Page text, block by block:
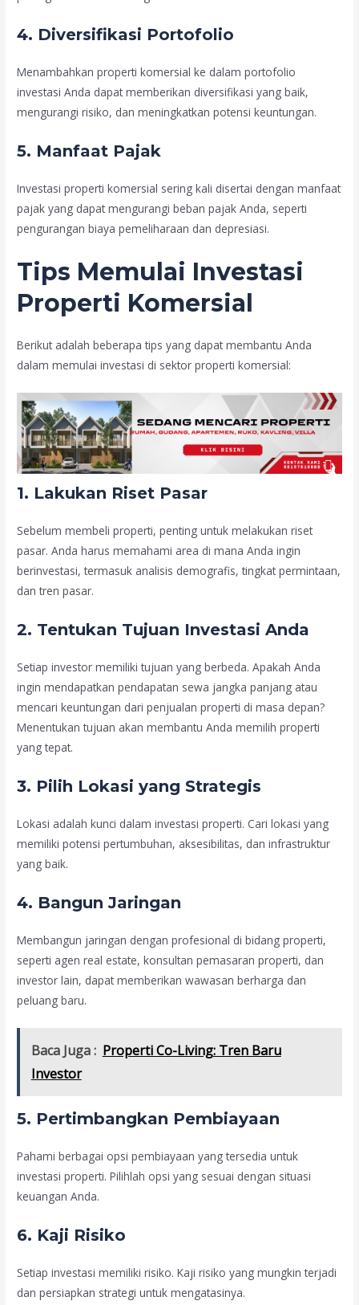
4. Diversifikasi Portofolio
Menambahkan properti komersial ke dalam portofolio
investasi Anda dapat memberikan diversifikasi yang baik,
mengurangi risiko, dan meningkatkan potensi keuntungan.
5. Manfaat Pajak
Investasi properti komersial sering kali disertai dengan manfaat
pajak yang dapat mengurangi beban pajak Anda, seperti
pengurangan biaya pemeliharaan dan depresiasi.
Tips Memulai Investasi
Properti Komersial
Berikut adalah beberapa tips yang dapat membantu Anda
dalam memulai investasi di sektor properti komersial:
1. Lakukan Riset Pasar
Sebelum membeli properti, penting untuk melakukan riset
pasar. Anda harus memahami area di mana Anda ingin
berinvestasi, termasuk analisis demografis, tingkat permintaan,
dan tren pasar.
2. Tentukan Tujuan Investasi Anda
Setiap investor memiliki tujuan yang berbeda. Apakah Anda
ingin mendapatkan pendapatan sewa jangka panjang atau
mencari keuntungan dari penjualan properti di masa depan?
Menentukan tujuan akan membantu Anda memilih properti
yang tepat.
3. Pilih Lokasi yang Strategis
Lokasi adalah kunci dalam investasi properti. Cari lokasi yang
memiliki potensi pertumbuhan, aksesibilitas, dan infrastruktur
yang baik.
4. Bangun Jaringan
Membangun jaringan dengan profesional di bidang properti,
seperti agen real estate, konsultan pemasaran properti, dan
investor lain, dapat memberikan wawasan berharga dan
peluang baru.
Baca Juga : Properti Co-Living: Tren Baru
Investor
5. Pertimbangkan Pembiayaan
Pahami berbagai opsi pembiayaan yang tersedia untuk
investasi properti. Pilihlah opsi yang sesuai dengan situasi
keuangan Anda.
6. Kaji Risiko
Setiap investasi memiliki risiko. Kaji risiko yang mungkin terjadi
dan persiapkan strategi untuk mengatasinya.